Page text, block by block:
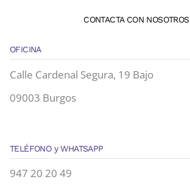
CONTACTA CON NOSOTROS
OFICINA
Calle Cardenal Segura, 19 Bajo
09003 Burgos
TELÉFONO y WHATSAPP
947 20 20 49